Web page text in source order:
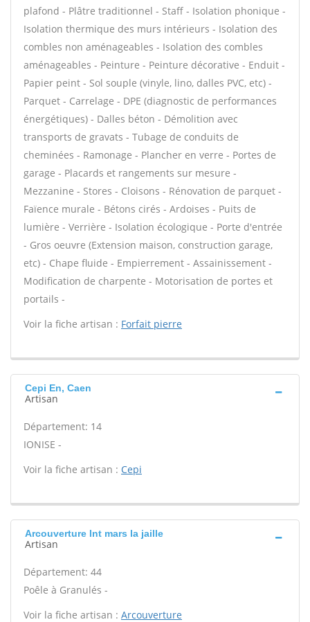
plafond - Plâtre traditionnel - Staff - Isolation phonique -
Isolation thermique des murs intérieurs - Isolation des
combles non aménageables - Isolation des combles
aménageables - Peinture - Peinture décorative - Enduit -
Papier peint - Sol souple (vinyle, lino, dalles PVC, etc) -
Parquet - Carrelage - DPE (diagnostic de performances
énergétiques) - Dalles béton - Démolition avec
transports de gravats - Tubage de conduits de
cheminées - Ramonage - Plancher en verre - Portes de
garage - Placards et rangements sur mesure -
Mezzanine - Stores - Cloisons - Rénovation de parquet -
Faïence murale - Bétons cirés - Ardoises - Puits de
lumière - Verrière - Isolation écologique - Porte d'entrée
- Gros oeuvre (Extension maison, construction garage,
etc) - Chape fluide - Empierrement - Assainissement -
Modification de charpente - Motorisation de portes et
portails -
Voir la fiche artisan : Forfait pierre
Cepi En, Caen
Artisan
Département: 14
IONISE -
Voir la fiche artisan : Cepi
Arcouverture Int mars la jaille
Artisan
Département: 44
Poêle à Granulés -
Voir la fiche artisan : Arcouverture